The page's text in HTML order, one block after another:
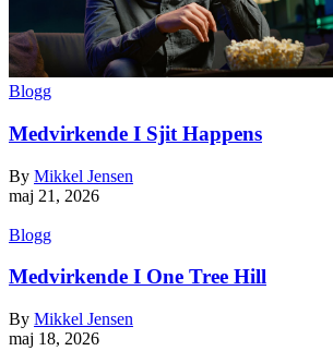
Blogg
Medvirkende I Sjit Happens
By Mikkel Jensen
maj 21, 2026
Blogg
Medvirkende I One Tree Hill
By Mikkel Jensen
maj 18, 2026